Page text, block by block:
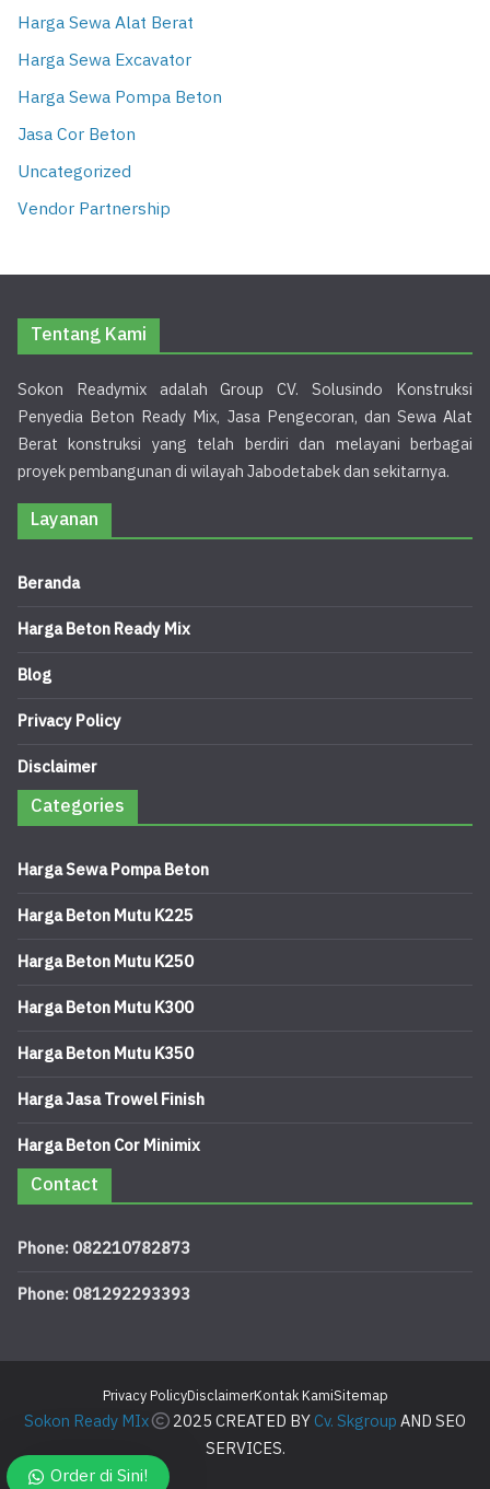
Harga Sewa Alat Berat
Harga Sewa Excavator
Harga Sewa Pompa Beton
Jasa Cor Beton
Uncategorized
Vendor Partnership
Tentang Kami
Sokon Readymix adalah Group CV. Solusindo Konstruksi
Penyedia Beton Ready Mix, Jasa Pengecoran, dan Sewa Alat
Berat konstruksi yang telah berdiri dan melayani berbagai
proyek pembangunan di wilayah Jabodetabek dan sekitarnya.
Layanan
Beranda
Harga Beton Ready Mix
Blog
Privacy Policy
Disclaimer
Categories
Harga Sewa Pompa Beton
Harga Beton Mutu K225
Harga Beton Mutu K250
Harga Beton Mutu K300
Harga Beton Mutu K350
Harga Jasa Trowel Finish
Harga Beton Cor Minimix
Contact
Phone: 082210782873
Phone: 081292293393
Privacy PolicyDisclaimerKontak KamiSitemap
Sokon Ready MIx 2025 CREATED BYCv. SkgroupAND SEO
SERVICES.
Order di Sini!